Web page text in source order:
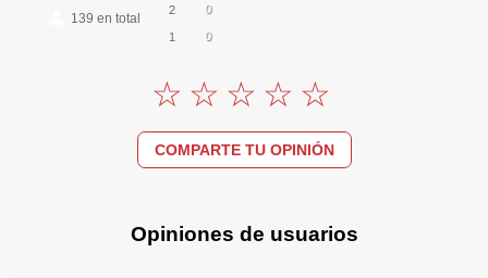
139 en total
2 0
1 0
COMPARTE TU OPINIÓN
Opiniones de usuarios